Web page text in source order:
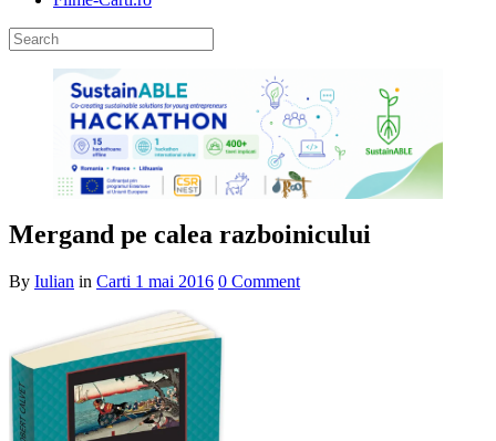
Mergand pe calea razboinicului
By Iulian in Carti 1 mai 2016 0 Comment